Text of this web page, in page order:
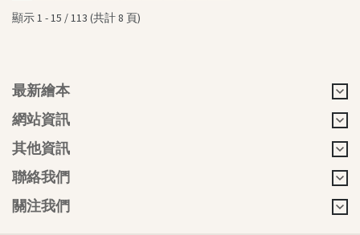
顯示 1 - 15 / 113 (共計 8 頁)
最新繪本
網站資訊
其他資訊
聯絡我們
關注我們